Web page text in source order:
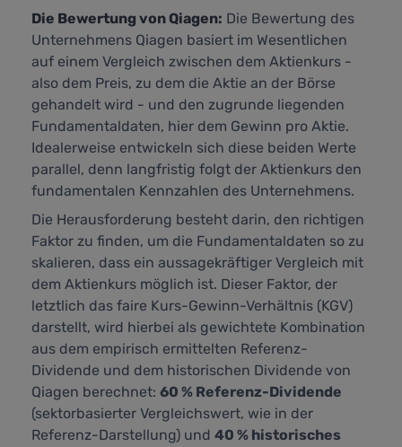
Die Bewertung von Qiagen: Die Bewertung des
Unternehmens Qiagen basiert im Wesentlichen
auf einem Vergleich zwischen dem Aktienkurs -
also dem Preis, zu dem die Aktie an der Börse
gehandelt wird - und den zugrunde liegenden
Fundamentaldaten, hier dem Gewinn pro Aktie.
Idealerweise entwickeln sich diese beiden Werte
parallel, denn langfristig folgt der Aktienkurs den
fundamentalen Kennzahlen des Unternehmens.
Die Herausforderung besteht darin, den richtigen
Faktor zu finden, um die Fundamentaldaten so zu
skalieren, dass ein aussagekräftiger Vergleich mit
dem Aktienkurs möglich ist. Dieser Faktor, der
letztlich das faire Kurs-Gewinn-Verhältnis (KGV)
darstellt, wird hierbei als gewichtete Kombination
aus dem empirisch ermittelten Referenz-
Dividende und dem historischen Dividende von
Qiagen berechnet: 60 % Referenz-Dividende
(sektorbasierter Vergleichswert, wie in der
Referenz-Darstellung) und 40 % historisches